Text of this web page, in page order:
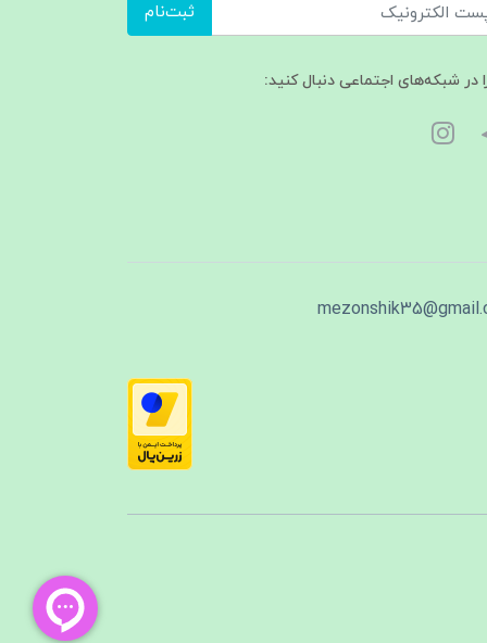
ثبت‌نام
در شبکه‌های اجتماعی دنبال کنید: